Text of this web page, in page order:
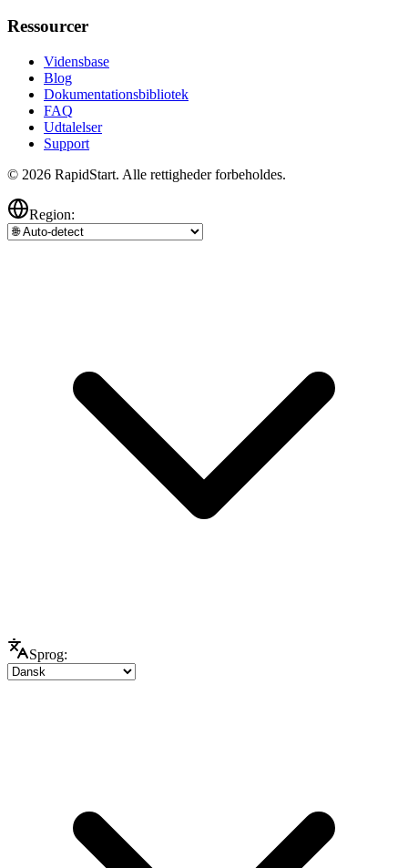
Ressourcer
Vidensbase
Blog
Dokumentationsbibliotek
FAQ
Udtalelser
Support
© 2026 RapidStart. Alle rettigheder forbeholdes.
Region:
Sprog: